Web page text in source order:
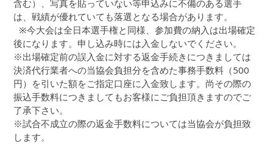
含む）、写真を貼っていない等申込みに不備のある選手
は、戦績が優れていても落選となる場合があります。
※今大会は全日本選手権と同様、参加費の納入は出場確定
後になります。申し込み時には入金しないでください。
※出場確定前の誤入金に対する返金手続きにつきましては
決済代行業者への当協会負担分を含めた事務手数料（500
円）を引いた額をご指定口座に入金致します。尚その際の
振込手数料につきましてもお客様にご負担頂きますのでご
了承下さい。
※試合不成立の際の返金手数料については当協会が負担致
します。